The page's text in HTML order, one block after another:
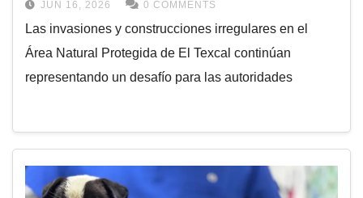
JUN 16, 2026 0 COMMENTS
Las invasiones y construcciones irregulares en el
Área Natural Protegida de El Texcal continúan
representando un desafío para las autoridades